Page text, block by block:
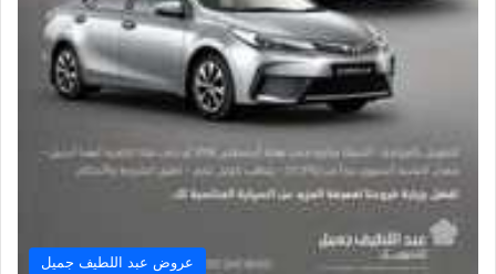
عروض عبد اللطيف جميل